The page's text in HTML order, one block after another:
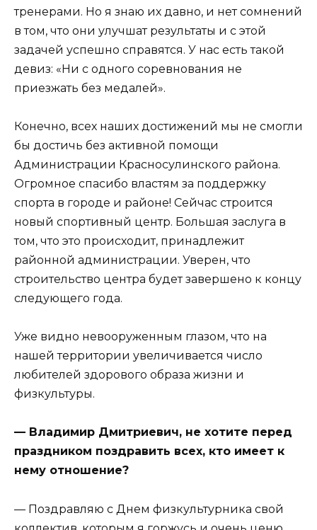
тренерами. Но я знаю их давно, и нет сомнений
в том, что они улучшат результаты и с этой
задачей успешно справятся. У нас есть такой
девиз: «Ни с одного соревнования не
приезжать без медалей».
Конечно, всех наших достижений мы не смогли
бы достичь без активной помощи
Администрации Красносулинского района.
Огромное спасибо властям за поддержку
спорта в городе и районе! Сейчас строится
новый спортивный центр. Большая заслуга в
том, что это происходит, принадлежит
районной администрации. Уверен, что
строительство центра будет завершено к концу
следующего года.
Уже видно невооруженным глазом, что на
нашей территории увеличивается число
любителей здорового образа жизни и
физкультуры.
— Владимир Дмитриевич, не хотите перед
праздником поздравить всех, кто имеет к
нему отношение?
— Поздравляю с Днем физкультурника свой